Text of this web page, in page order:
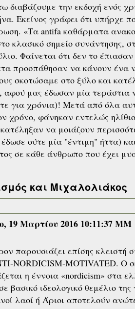
διαβάζουμε την εκδοχή ενός
Εκείνος γράφει ότι υπήρχε
«Τα antifa καθάρματα
κλασικό σημείο συνάντησης,
Φαίνεται ότι δεν το
προσπάθησαν να κάνουν ένα
σκοτώσαμε στο ξύλο και
αφού μας έδωσαν μία τεράστια
για χρόνια)! Μετά από όλα
χρόνο, φάνηκαν εντελώς
κατέληξαν να μοιάζουν
ούτε μία "έντιμη" ήττα)
σε κάθε άνθρωπο που έχει
και Μιχαλολιάκος
19 Μαρτίου 2016 10:11:37 MΜ
παρουσιάζει επίσης κλειστή
NORDICISM-MOTIVATED. Ο
η έννοια «nordicism» στα
βασικό ιδεολογικό θεμέλιο
λαοί ή Άριοι αποτελούν